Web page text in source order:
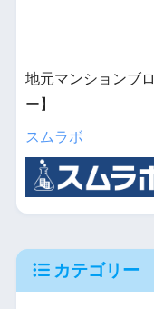
地元マンションブ
ー】
スムラボ
カテゴリー